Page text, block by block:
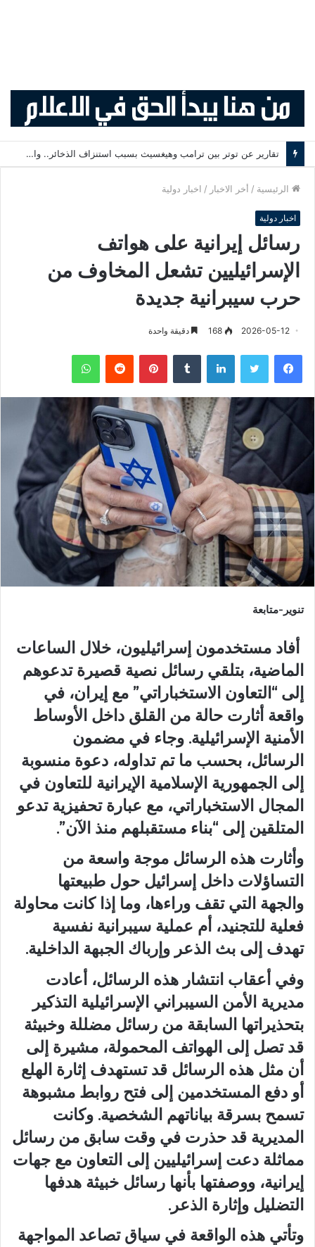
تقارير عن توتر بين ترامب وهيغسيث بسبب استنزاف الذخائر.. والبيت الأبيض ينفي وجود خلافات
الرئيسية / أخر الاخبار / اخبار دولية
اخبار دولية
رسائل إيرانية على هواتف
الإسرائيليين تشعل المخاوف من
حرب سيبرانية جديدة
2026-05-12
168 دقيقة واحدة
فيسبوك لينكدإن بينتيريست
تنوير-متابعة
أفاد مستخدمون إسرائيليون، خلال الساعات
الماضية، بتلقي رسائل نصية قصيرة تدعوهم
إلى “التعاون الاستخباراتي” مع إيران، في
واقعة أثارت حالة من القلق داخل الأوساط
الأمنية الإسرائيلية. وجاء في مضمون
الرسائل، بحسب ما تم تداوله، دعوة منسوبة
إلى الجمهورية الإسلامية الإيرانية للتعاون في
المجال الاستخباراتي، مع عبارة تحفيزية تدعو
المتلقين إلى “بناء مستقبلهم منذ الآن”.
وأثارت هذه الرسائل موجة واسعة من
التساؤلات داخل إسرائيل حول طبيعتها
والجهة التي تقف وراءها، وما إذا كانت محاولة
فعلية للتجنيد، أم عملية سيبرانية نفسية
تهدف إلى بث الذعر وإرباك الجبهة الداخلية.
وفي أعقاب انتشار هذه الرسائل، أعادت
مديرية الأمن السيبراني الإسرائيلية التذكير
بتحذيراتها السابقة من رسائل مضللة وخبيثة
قد تصل إلى الهواتف المحمولة، مشيرة إلى
أن مثل هذه الرسائل قد تستهدف إثارة الهلع
أو دفع المستخدمين إلى فتح روابط مشبوهة
تسمح بسرقة بياناتهم الشخصية. وكانت
المديرية قد حذرت في وقت سابق من رسائل
مماثلة دعت إسرائيليين إلى التعاون مع جهات
إيرانية، ووصفتها بأنها رسائل خبيثة هدفها
التضليل وإثارة الذعر.
وتأتي هذه الواقعة في سياق تصاعد المواجهة